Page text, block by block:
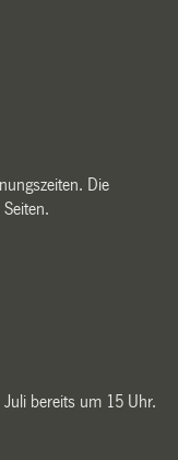
Die
Juli bereits um 15 Uhr.